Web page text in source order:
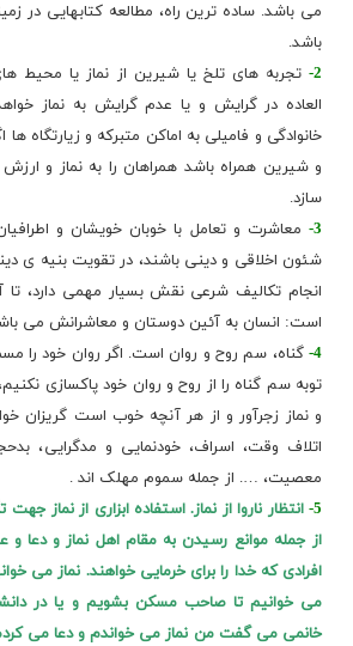
می باشد. ساده ترین راه، مطالعه کتابهایی در
باشد.
2- تجربه های تلخ یا شیرین از نماز یا محیط
العاده در گرایش و یا عدم گرایش به نماز
خانوادگی و فامیلی به اماکن متبرکه و زیارتگاه ها
و شیرین همراه باشد همراهان را به نماز و
سازد.
3-
معاشرت و تعامل با خوبان خویشان و
شئون اخلاقی و دینی باشند، در تقویت بنیه ی
انجام تکالیف شرعی نقش بسیار مهمی دارد، تا
است: انسان به آئین دوستان و معاشرانش می
4- گناه، سم روح و روان است. اگر روان خود را
توبه سم گناه را از روح و روان خود پاکسازی
و نماز زجرآور و از هر آنچه خوب است گریزان
اتلاف وقت، اسراف،خودنمایی و مدگرایی،
معصیت، …. از جمله سموم مهلک اند .
5- انتظار ناروا از نماز. استفاده ابزاری از نماز
از جمله موانع رسیدن به مقام اهل نماز و دعا
افرادی که خدا را برای خرمایی خواهند. نماز می
می خوانیم تا صاحب مسکن بشویم و یا در
خانمی می گفت من نماز می خواندم و دعا می